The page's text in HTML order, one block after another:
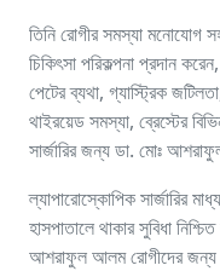
তিনি রোগীর সমস্যা মনোযোগ
চিকিৎসা পরিকল্পনা প্রদান
পেটের ব্যথা, গ্যাস্ট্রিক
থাইরয়েড সমস্যা, ব্রেস্টের
সার্জারির জন্য ডা. মোঃ
ল্যাপারোস্কোপিক সার্জারির
হাসপাতালে থাকার সুবিধা
আশরাফুল আলম রোগীদের জন্য